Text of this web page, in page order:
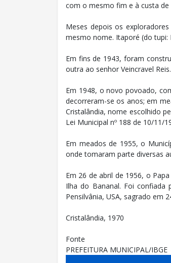
com o mesmo fim e à custa
Meses depois os
mesmo nome. Itaporé (do tupi:
Em fins de 1943, foram
outra ao senhor Veincravel Reis.
Em 1948, o novo povoado,
decorreram-se os anos; em
Cristalândia, nome escolhido
Lei Municipal nº 188 de 10/11/
Em meados de 1955, o
onde tomaram parte diversas
Em 26 de abril de 1956, o
Ilha do Bananal. Foi confiada
Pensilvânia, USA, sagrado em
Cristalândia, 1970
Fonte
PREFEITURA MUNICIPAL/IBGE